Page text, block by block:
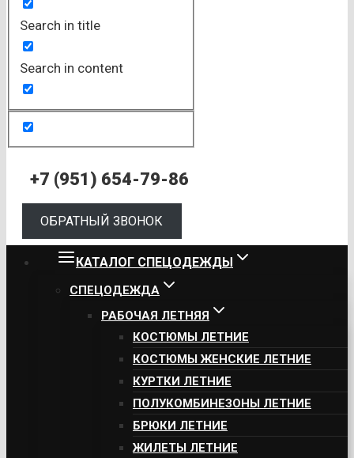
Search in title
Search in content
+7 (951) 654-79-86
ОБРАТНЫЙ ЗВОНОК
КАТАЛОГ СПЕЦОДЕЖДЫ
СПЕЦОДЕЖДА
РАБОЧАЯ ЛЕТНЯЯ
КОСТЮМЫ ЛЕТНИЕ
КОСТЮМЫ ЖЕНСКИЕ ЛЕТНИЕ
КУРТКИ ЛЕТНИЕ
ПОЛУКОМБИНЕЗОНЫ ЛЕТНИЕ
БРЮКИ ЛЕТНИЕ
ЖИЛЕТЫ ЛЕТНИЕ